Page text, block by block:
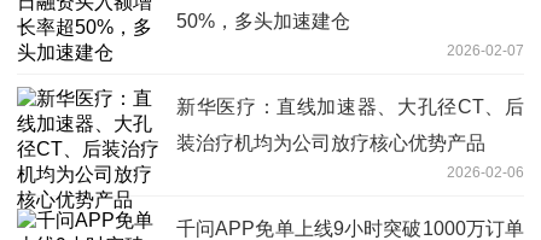
50%，多头加速建仓
2026-02-07
新华医疗：直线加速器、大孔径CT、后
装治疗机均为公司放疗核心优势产品
2026-02-06
千问APP免单上线9小时突破1000万订单